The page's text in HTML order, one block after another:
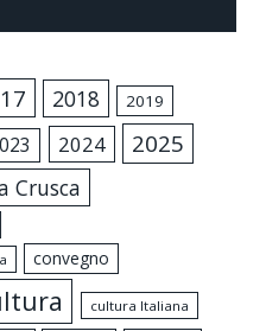
2018 2019
2024 2025
Crusca
convegno
cultura Italiana